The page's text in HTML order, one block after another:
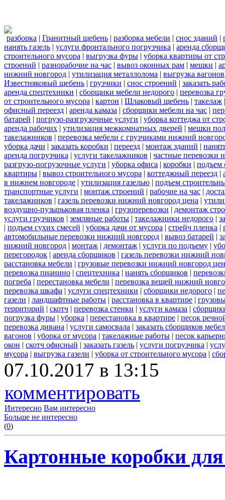
разборка | Гранитный щебень | разборка мебели | снос зданий |
нанять газель | услуги фронтального погрузчика | аренда
строительного мусора | выгрузка фуры | уборка квартиры от
строений | разнорабочие на час | вывоз оконных рам | мешки |
нижний новгород | утилизация металлолома | выгрузка вагонов
Известняковый щебень | грузчики | снос строений | заказать
аренда спецтехники | сборщики мебели недорого | перевозка
от строительного мусора | картон | Шлаковый щебень | такелаж
офисный переезд | аренда камаза | сборщики мебели на час |
батарей | погрузо-разгрузочные услуги | уборка коттеджа от
аренда рабочих | утилизация межкомнатных дверей | мешки
такелажников | перевозка мебели с грузчиками нижний
уборка дачи | заказать коробки | переезд | монтаж зданий |
аренда погрузчика | услуги такелажников | частные перевозки
разгрузо-погрузочные услуги | уборка офиса | коробки | подъем
квартиры | вывоз строительного мусора | коттеджный переезд |
в нижнем новгороде | утилизация газелью | подъем
транспортные услуги | монтаж строений | рабочие на час |
такелажников | газель перевозки нижний новгород цена |
воздушно-пузырьковая пленка | грузоперевозки | демонтаж
услуги грузчиков | земляные работы | такелажники недорого |
| подъем сухих смесей | уборка дачи от мусора | стрейч пленка |
автомобильные перевозки нижний новгород | вывоз батарей |
нижний новгород | монтаж | демонтаж | услуги по подъему |
перегородок | аренда сборщиков | газель перевозки нижний
расстановка мебели | грузовые перевозки нижний новгород
перевозка пианино | спецтехника | нанять сборщиков |
погреба | перестановка мебели | перевозка вещей нижний
перевозка шкафа | услуги спецтехники | сборщики недорого |
газели | ландшафтные работы | расстановка в квартире |
территорий | скотч | перевозка стенки | услуги камаза |
погрузка фуры | уборка | перестановка в квартире | песок
перевозка дивана | услуги самосвала | заказать сборщиков
вагонов | уборка от мусора | такелажные работы | песок
окон | скотч офисный | заказать газель | услуги погрузчика |
мусора | выгрузка газели | уборка от строительного мусора |
07.10.2017 в 13:15
комментировать
Интересно Вам интересно
Больше не интересно
(0)
Картонные коробки для